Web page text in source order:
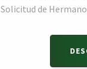
Solicitud de